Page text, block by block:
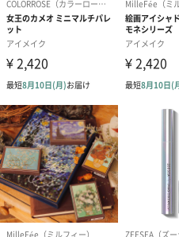
を作り出しています。
成分表
商品詳細情報
サイズ
9色：横65mm×
12色：横
容量
9色：6.8g
12色：7.2g